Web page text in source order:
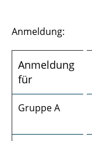
Anmeldung:
Anmeldung
für
Gruppe A